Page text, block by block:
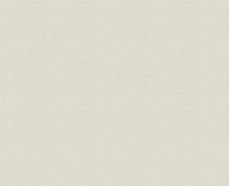
従業員 主管者異動表
事業所 地方部新設廃合年月一覧表 大正元年~
従業員 地方部主管者異動表
事業所
第三十五期末現在事務所及支所
数
従業員 支部主管者異動表
従業員 第三十五期末支部現員表
福利厚生
第三十五期末現在地方別嘱託医
一覧表
経営 契約高一億円達成年表